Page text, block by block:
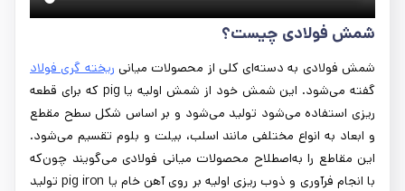
شمش فولادی چیست؟
شمش فولادی به دسته‌ای کلی از محصولات میانی ریخته گری فولاد
گفته می‌شود. این شمش خود از شمش اولیه یا pig که برای قطعه
ریزی استفاده می‌شود تولید می‌شود و بر اساس شکل سطح مقطع
و ابعاد به انواع مختلفی مانند اسلب، بیلت و بلوم تقسیم می‌شود.
این مقاطع را به‌اصطلاح محصولات میانی فولادی می‌گویند چون‌که
با انجام فرآوری و ذوب ریزی اولیه بر روی آهن خام یا pig iron تولید